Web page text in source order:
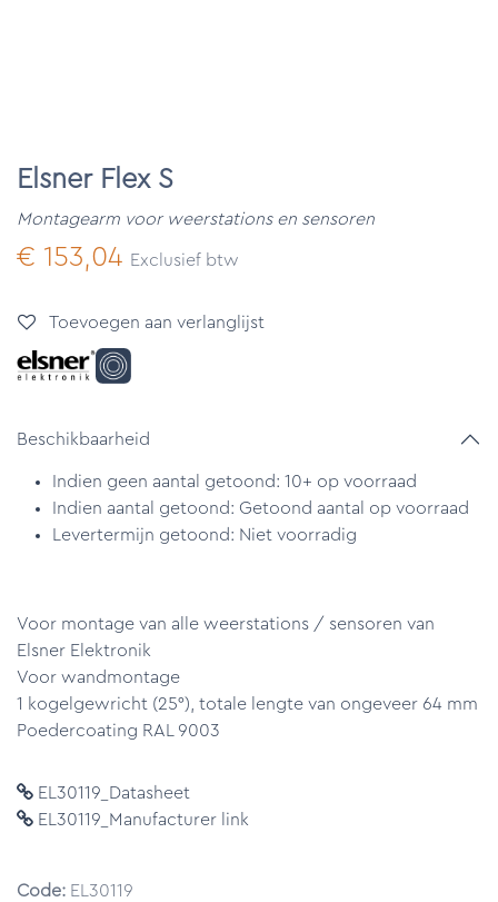
Elsner Flex S
Montagearm voor weerstations en sensoren
€ 153,04 Exclusief btw
Toevoegen aan verlanglijst
Beschikbaarheid
Indien geen aantal getoond: 10+ op voorraad
Indien aantal getoond: Getoond aantal op voorraad
Levertermijn getoond: Niet voorradig
Voor montage van alle weerstations / sensoren van
Elsner Elektronik
Voor wandmontage
1 kogelgewricht (25°), totale lengte van ongeveer 64 mm
Poedercoating RAL 9003
EL30119_Datasheet
EL30119_Manufacturer link
Code: EL30119